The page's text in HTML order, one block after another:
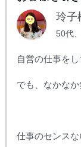
玲子
50代
自営の仕事をし
でも、なかなか
仕事のセンスな